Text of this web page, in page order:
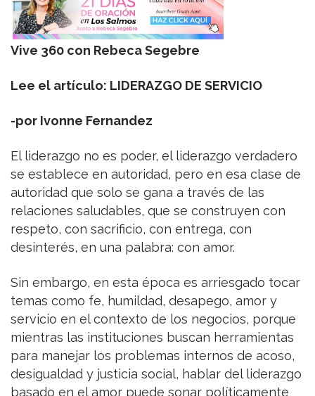
Vive 360 con Rebeca Segebre
Lee el artículo: LIDERAZGO DE SERVICIO
-por Ivonne Fernandez
El liderazgo no es poder, el liderazgo verdadero
se establece en autoridad, pero en esa clase de
autoridad que solo se gana a través de las
relaciones saludables, que se construyen con
respeto, con sacrificio, con entrega, con
desinterés, en una palabra: con amor.
Sin embargo, en esta época es arriesgado tocar
temas como fe, humildad, desapego, amor y
servicio en el contexto de los negocios, porque
mientras las instituciones buscan herramientas
para manejar los problemas internos de acoso,
desigualdad y justicia social, hablar del liderazgo
basado en el amor puede sonar políticamente